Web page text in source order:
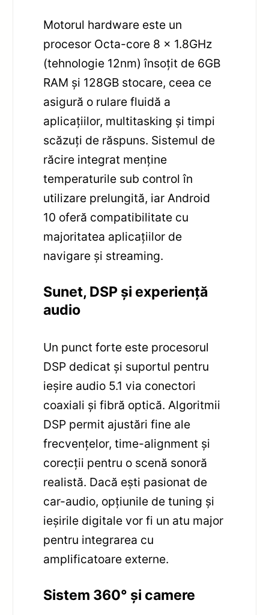
Motorul hardware este un
procesor Octa-core 8 x 1.8GHz
(tehnologie 12nm) însoțit de 6GB
RAM și 128GB stocare, ceea ce
asigură o rulare fluidă a
aplicațiilor, multitasking și timpi
scăzuți de răspuns. Sistemul de
răcire integrat menține
temperaturile sub control în
utilizare prelungită, iar Android
10 oferă compatibilitate cu
majoritatea aplicațiilor de
navigare și streaming.
Sunet, DSP și experiență
audio
Un punct forte este procesorul
DSP dedicat și suportul pentru
ieșire audio 5.1 via conectori
coaxiali și fibră optică. Algoritmii
DSP permit ajustări fine ale
frecvențelor, time-alignment și
corecții pentru o scenă sonoră
realistă. Dacă ești pasionat de
car-audio, opțiunile de tuning și
ieșirile digitale vor fi un atu major
pentru integrarea cu
amplificatoare externe.
Sistem 360° și camere